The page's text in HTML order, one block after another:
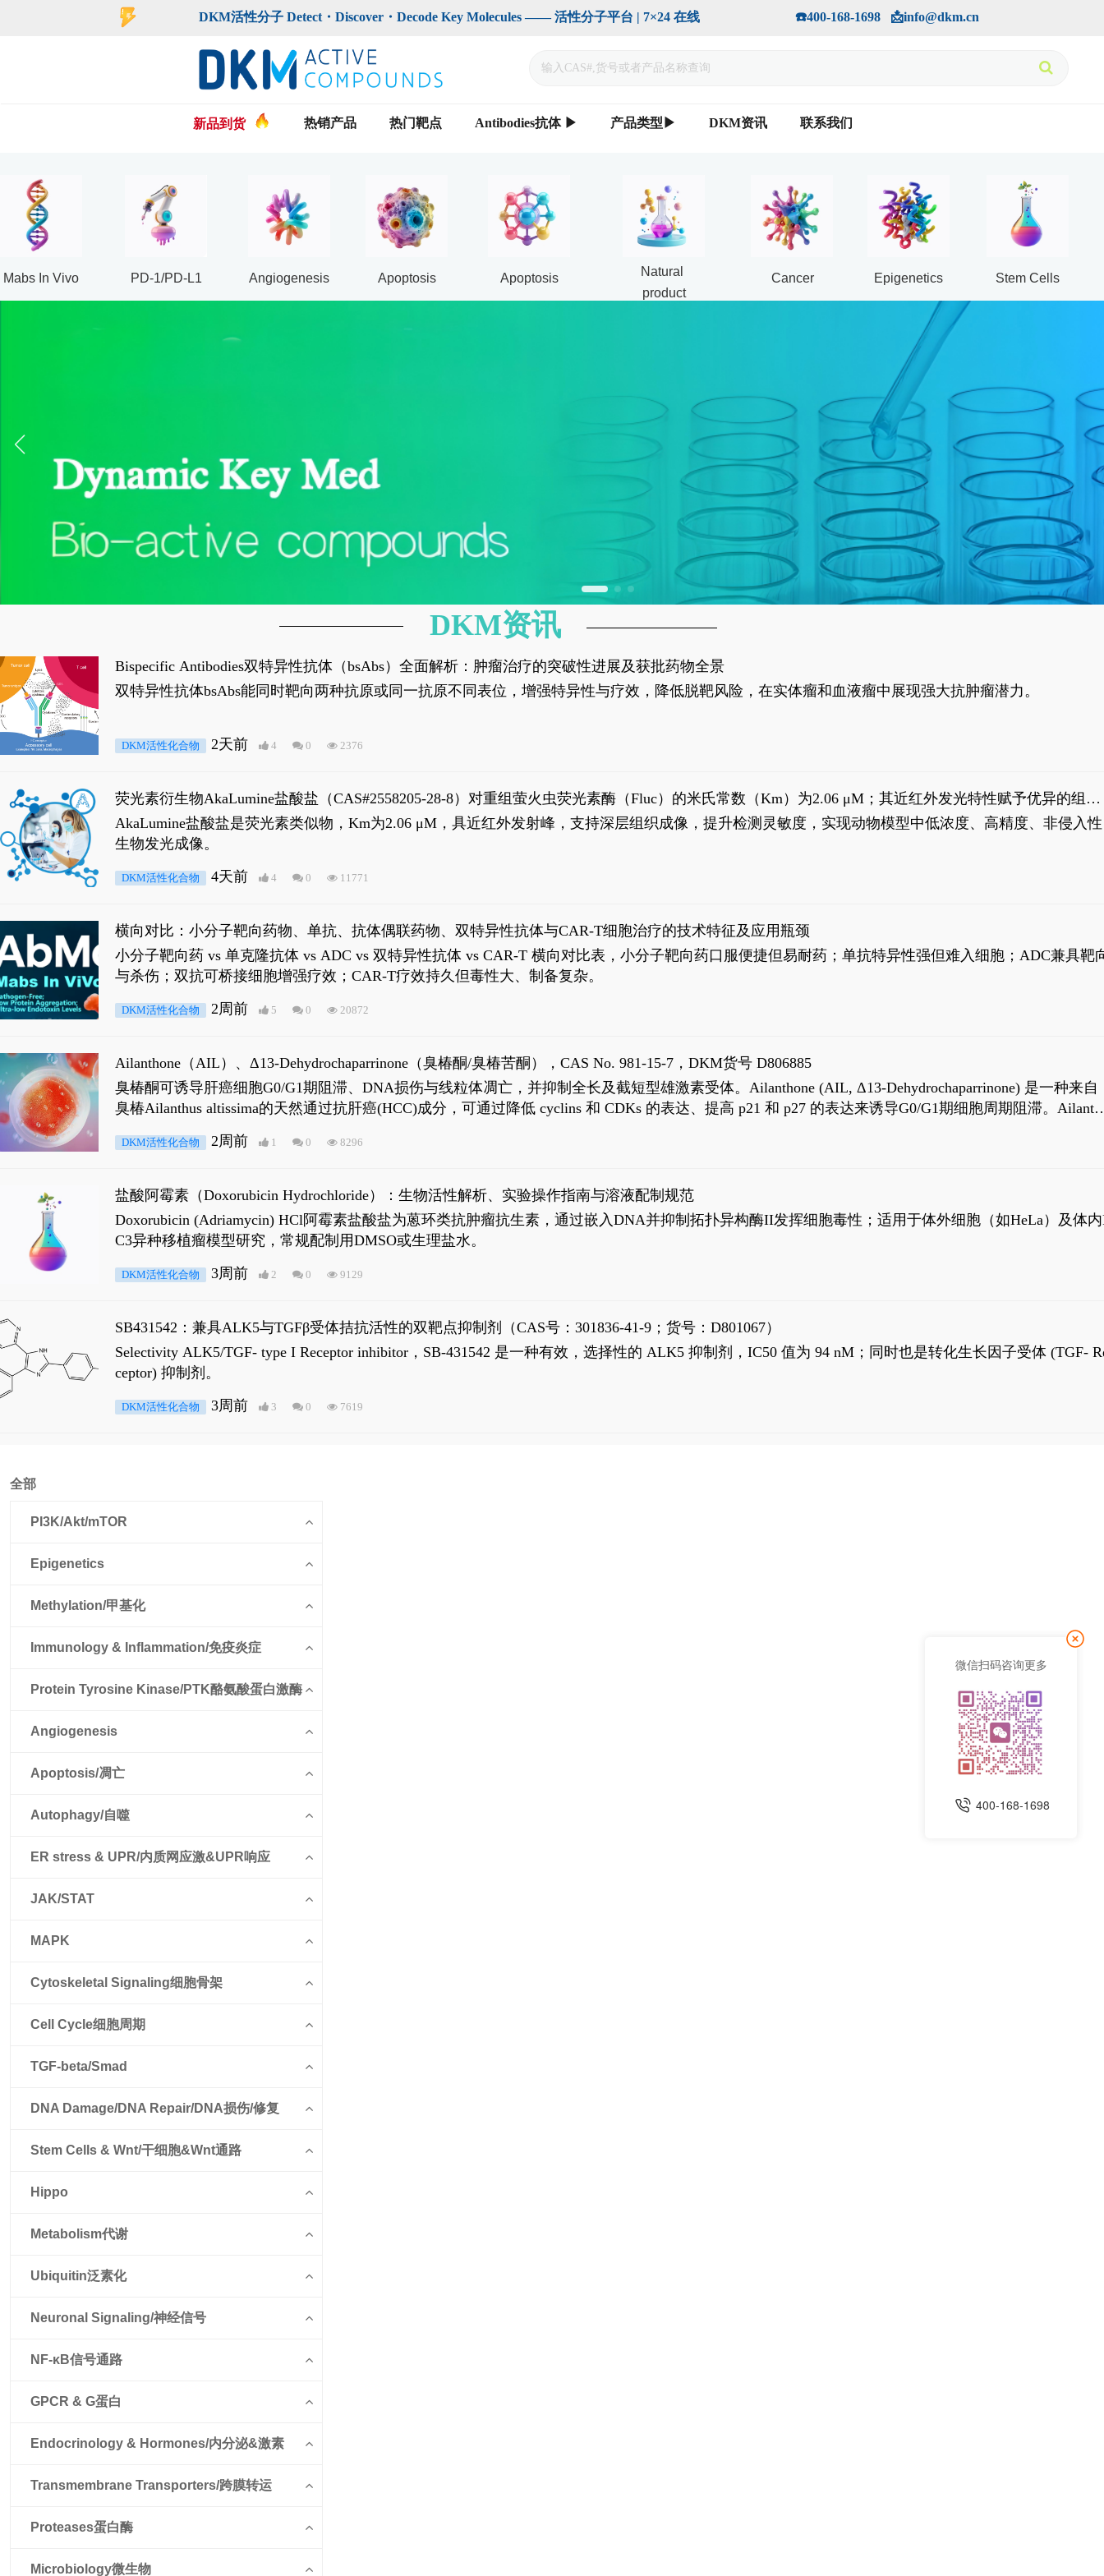
手机版
DKM活性分子 Detect・Discover・Decode Key Molecules —— 活性分子平台 | 7×24 在线                             ☎️400-168-1698   📩info@dkm.cn
新品到货 热销产品 热门靶点 Antibodies抗体 ▶ 产品类型▶ DKM资讯 联系我们
Mabs In Vivo PD-1/PD-L1 Angiogenesis Apoptosis Apoptosis
Natural
product
Cancer Epigenetics Stem Cells
Bispecific Antibodies双特异性抗体（bsAbs）全面解析：肿瘤治疗的突破性进展及获批药物全景
双特异性抗体bsAbs能同时靶向两种抗原或同一抗原不同表位，增强特异性与疗效，降低脱靶风险，在实体瘤和血液瘤中展现强大抗肿瘤潜力。
DKM活性化合物 2天前 4 0 2376
荧光素衍生物AkaLumine盐酸盐（CAS#2558205-28-8）对重组萤火虫荧光素酶（Fluc）的米氏常数（Km）为2.06 μM；其近红外发光特性赋予优异的组织
穿透能力，大幅增强成像信噪比，从而实现活体动物模型中极低给药剂量下的高灵敏度、非侵入式生物发光动态追踪。
AkaLumine盐酸盐是荧光素类似物，Km为2.06 μM，具近红外发射峰，支持深层组织成像，提升检测灵敏度，实现动物模型中低浓度、高精度、非侵入性
生物发光成像。
DKM活性化合物 4天前 4 0 11771
横向对比：小分子靶向药物、单抗、抗体偶联药物、双特异性抗体与CAR-T细胞治疗的技术特征及应用瓶颈
小分子靶向药 vs 单克隆抗体 vs ADC vs 双特异性抗体 vs CAR-T 横向对比表，小分子靶向药口服便捷但易耐药；单抗特异性强但难入细胞；ADC兼具靶
与杀伤；双抗可桥接细胞增强疗效；CAR-T疗效持久但毒性大、制备复杂。
DKM活性化合物 2周前 5 0 20872
Ailanthone（AIL）、Δ13-Dehydrochaparrinone（臭椿酮/臭椿苦酮），CAS No. 981-15-7，DKM货号 D806885
臭椿酮可诱导肝癌细胞G0/G1期阻滞、DNA损伤与线粒体凋亡，并抑制全长及截短型雄激素受体。Ailanthone (AIL, Δ13-Dehydrochaparrinone) 是一种来自
臭椿Ailanthus altissima的天然通过抗肝癌(HCC)成分，可通过降低 cyclins 和 CDKs 的表达、提高 p21 和 p27 的表达来诱导G0/G1期细胞周期阻滞。
是全长 Androgen Receptor (AR-FL)和组成型活性截断AR剪接变体(AR-Vs, AR1-651)的抑制剂，对应的IC50值分别为69 nM和309 nM。
DKM活性化合物 2周前 1 0 8296
盐酸阿霉素（Doxorubicin Hydrochloride）：生物活性解析、实验操作指南与溶液配制规范
Doxorubicin (Adriamycin) HCl阿霉素盐酸盐为蒽环类抗肿瘤抗生素，通过嵌入DNA并抑制拓扑异构酶II发挥细胞毒性；适用于体外细胞（如HeLa）及体内
C3异种移植瘤模型研究，常规配制用DMSO或生理盐水。
DKM活性化合物 3周前 2 0 9129
SB431542：兼具ALK5与TGFβ受体拮抗活性的双靶点抑制剂（CAS号：301836-41-9；货号：D801067）
Selectivity ALK5/TGF- type I Receptor inhibitor，SB-431542 是一种有效，选择性的 ALK5 抑制剂，IC50 值为 94 nM；同时也是转化生长因子受体 (TGF-
ceptor) 抑制剂。
DKM活性化合物 3周前 3 0 7619
DKM资讯
全部
PI3K/Akt/mTOR
Epigenetics
Methylation/甲基化
Immunology & Inflammation/免疫炎症
Protein Tyrosine Kinase/PTK酪氨酸蛋白激酶
Angiogenesis
Apoptosis/凋亡
Autophagy/自噬
ER stress & UPR/内质网应激&UPR响应
JAK/STAT
MAPK
Cytoskeletal Signaling细胞骨架
Cell Cycle细胞周期
TGF-beta/Smad
DNA Damage/DNA Repair/DNA损伤/修复
Stem Cells & Wnt/干细胞&Wnt通路
Hippo
Metabolism代谢
Ubiquitin泛素化
Neuronal Signaling/神经信号
NF-κB信号通路
GPCR & G蛋白
Endocrinology & Hormones/内分泌&激素
Transmembrane Transporters/跨膜转运
Proteases蛋白酶
Microbiology微生物
微信扫码咨询更多
400-168-1698